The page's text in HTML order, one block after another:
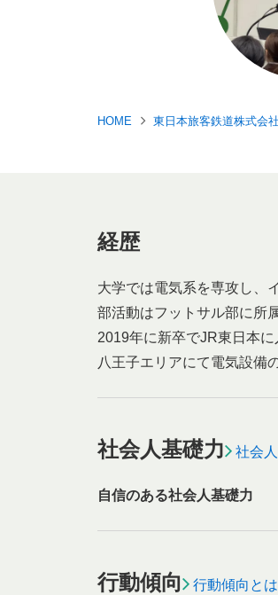
HOME 東日本旅客鉄道株式会
経歴
大学では電気系を専攻し、
部活動はフットサル部に所属
2019年に新卒でJR東日本に
八王子エリアにて電気設備
社会人基礎力 社会
自信のある社会人基礎力
行動傾向 行動傾向とは